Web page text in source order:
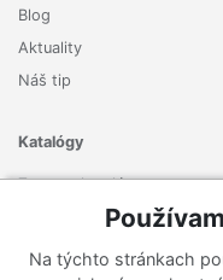
Blog
Aktuality
Náš tip
Katalógy
Zoznam katalógov
Na týchto stránkach